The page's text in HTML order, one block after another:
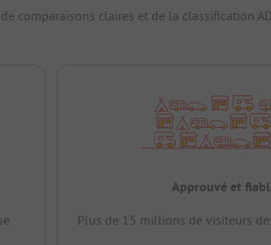
comparaisons claires et de la classification
Approuvé et
Plus de 15 millions de visiteurs